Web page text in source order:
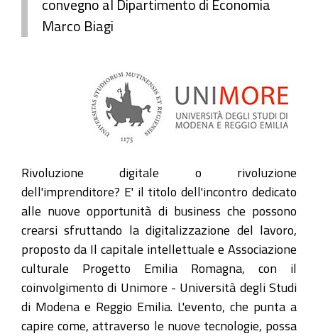
convegno al Dipartimento di Economia
Marco Biagi
Rivoluzione digitale o rivoluzione
dell'imprenditore? E' il titolo dell'incontro dedicato
alle nuove opportunità di business che possono
crearsi sfruttando la digitalizzazione del lavoro,
proposto da Il capitale intellettuale e Associazione
culturale Progetto Emilia Romagna, con il
coinvolgimento di Unimore - Università degli Studi
di Modena e Reggio Emilia. L'evento, che punta a
capire come, attraverso le nuove tecnologie, possa